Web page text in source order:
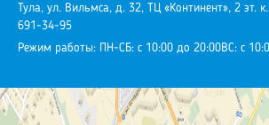
Тула, ул. Вильмса, д. 32, ТЦ «Континент», 2 эт.
691-34-95
Режим работы: ПН-СБ: с 10:00 до 20:00ВС: с